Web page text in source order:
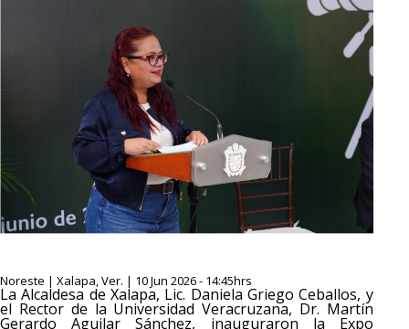
Noreste | Xalapa, Ver. | 10 Jun 2026 - 14:45hrs
La Alcaldesa de Xalapa, Lic. Daniela Griego Ceballos, y
el Rector de la Universidad Veracruzana, Dr. Martín
Gerardo Aguilar Sánchez, inauguraron la Expo